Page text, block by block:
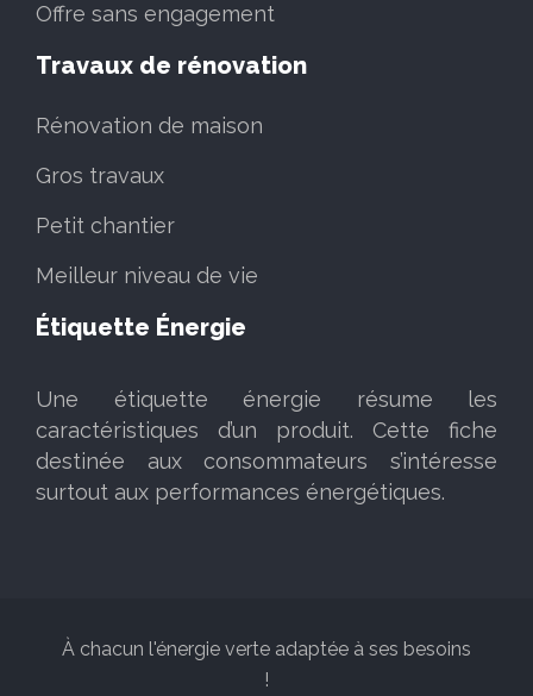
Offre sans engagement
Travaux de rénovation
Rénovation de maison
Gros travaux
Petit chantier
Meilleur niveau de vie
Étiquette Énergie
Une étiquette énergie résume les
caractéristiques d’un produit. Cette fiche
destinée aux consommateurs s’intéresse
surtout aux performances énergétiques.
À chacun l'énergie verte adaptée à ses besoins
!